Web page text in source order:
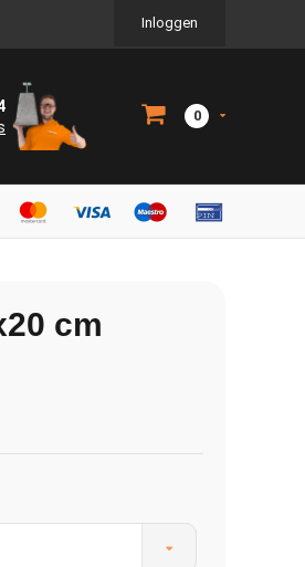
Inloggen
0
cm